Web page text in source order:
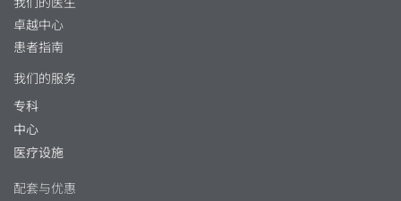
卓越中心
患者指南
我们的服务
专科
中心
医疗设施
配套与优惠